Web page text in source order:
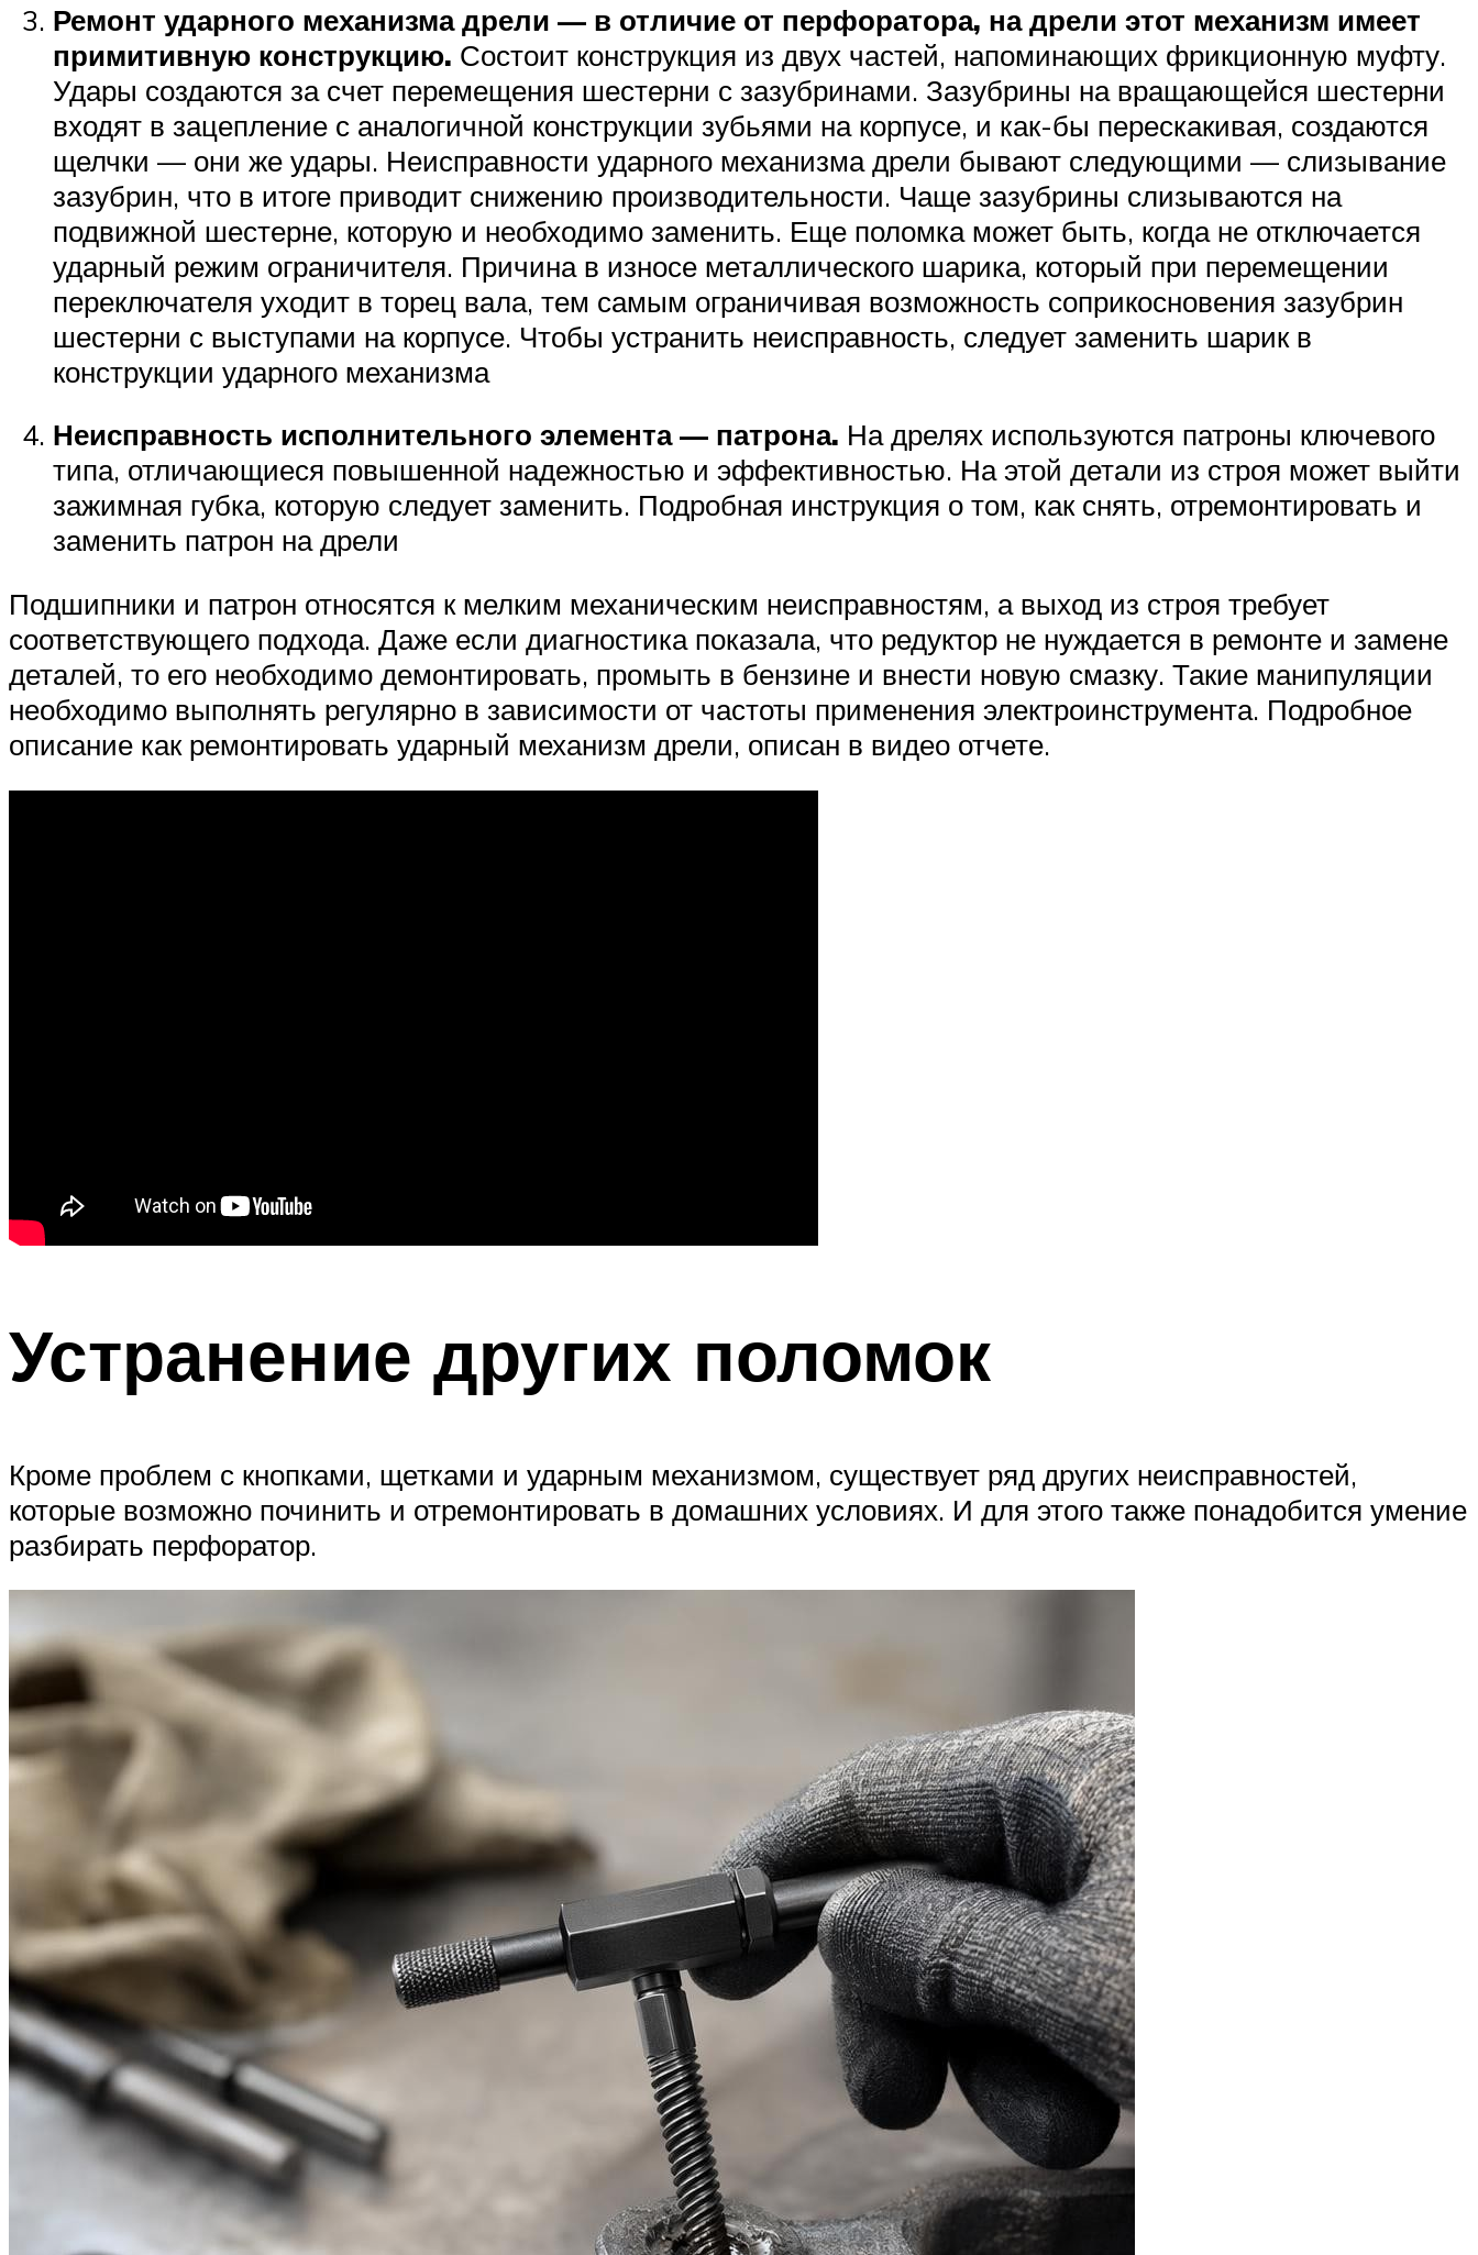
Ремонт ударного механизма дрели — в отличие от перфоратора, на дрели этот механизм имеет
примитивную конструкцию. Состоит конструкция из двух частей, напоминающих фрикционную муфту.
Удары создаются за счет перемещения шестерни с зазубринами. Зазубрины на вращающейся шестерни
входят в зацепление с аналогичной конструкции зубьями на корпусе, и как-бы перескакивая, создаются
щелчки — они же удары. Неисправности ударного механизма дрели бывают следующими — слизывание
зазубрин, что в итоге приводит снижению производительности. Чаще зазубрины слизываются на
подвижной шестерне, которую и необходимо заменить. Еще поломка может быть, когда не отключается
ударный режим ограничителя. Причина в износе металлического шарика, который при перемещении
переключателя уходит в торец вала, тем самым ограничивая возможность соприкосновения зазубрин
шестерни с выступами на корпусе. Чтобы устранить неисправность, следует заменить шарик в
конструкции ударного механизма
Неисправность исполнительного элемента — патрона. На дрелях используются патроны ключевого
типа, отличающиеся повышенной надежностью и эффективностью. На этой детали из строя может выйти
зажимная губка, которую следует заменить. Подробная инструкция о том, как снять, отремонтировать и
заменить патрон на дрели
Подшипники и патрон относятся к мелким механическим неисправностям, а выход из строя требует
соответствующего подхода. Даже если диагностика показала, что редуктор не нуждается в ремонте и замене
деталей, то его необходимо демонтировать, промыть в бензине и внести новую смазку. Такие манипуляции
необходимо выполнять регулярно в зависимости от частоты применения электроинструмента. Подробное
описание как ремонтировать ударный механизм дрели, описан в видео отчете.
Устранение других поломок
Кроме проблем с кнопками, щетками и ударным механизмом, существует ряд других неисправностей,
которые возможно починить и отремонтировать в домашних условиях. И для этого также понадобится умение
разбирать перфоратор.